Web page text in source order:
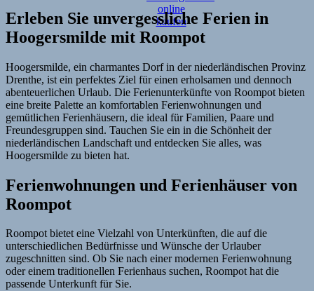
Erleben Sie unvergessliche Ferien in
Hoogersmilde mit Roompot
Hoogersmilde, ein charmantes Dorf in der niederländischen Provinz
Drenthe, ist ein perfektes Ziel für einen erholsamen und dennoch
abenteuerlichen Urlaub. Die Ferienunterkünfte von Roompot bieten
eine breite Palette an komfortablen Ferienwohnungen und
gemütlichen Ferienhäusern, die ideal für Familien, Paare und
Freundesgruppen sind. Tauchen Sie ein in die Schönheit der
niederländischen Landschaft und entdecken Sie alles, was
Hoogersmilde zu bieten hat.
Ferienwohnungen und Ferienhäuser von
Roompot
Roompot bietet eine Vielzahl von Unterkünften, die auf die
unterschiedlichen Bedürfnisse und Wünsche der Urlauber
zugeschnitten sind. Ob Sie nach einer modernen Ferienwohnung
oder einem traditionellen Ferienhaus suchen, Roompot hat die
passende Unterkunft für Sie.